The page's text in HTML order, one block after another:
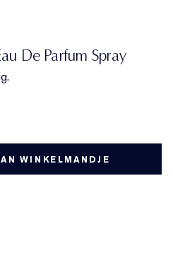
De Parfum Spray
WINKELMANDJE